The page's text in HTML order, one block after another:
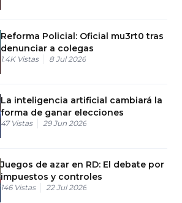
Reforma Policial: Oficial mu3rt0 tras
denunciar a colegas
1.4K Vistas 8 Jul 2026
La inteligencia artificial cambiará la
forma de ganar elecciones
47 Vistas 29 Jun 2026
Juegos de azar en RD: El debate por
impuestos y controles
146 Vistas 22 Jul 2026